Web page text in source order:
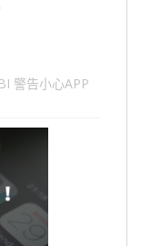
警告小心APP